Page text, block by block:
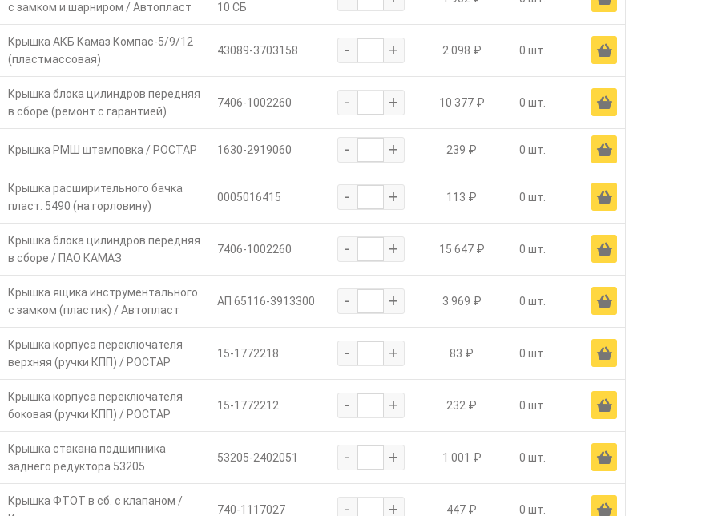
с замком и шарниром / Автопласт
10 СБ
Крышка АКБ Камаз Компас-5/9/12
(пластмассовая)
43089-3703158 - + 2 098 ₽ 0 шт. Ä
Крышка блока цилиндров передняя
в сборе (ремонт с гарантией)
7406-1002260 - + 10 377 ₽ 0 шт. Ä
Крышка РМШ штамповка / РОСТАР 1630-2919060 - + 239 ₽ 0 шт. Ä
Крышка расширительного бачка
пласт. 5490 (на горловину)
0005016415 - + 113 ₽ 0 шт. Ä
Крышка блока цилиндров передняя
в сборе / ПАО КАМАЗ
7406-1002260 - + 15 647 ₽ 0 шт. Ä
Крышка ящика инструментального
с замком (пластик) / Автопласт
АП 65116-3913300 - + 3 969 ₽ 0 шт. Ä
Крышка корпуса переключателя
верхняя (ручки КПП) / РОСТАР
15-1772218 - + 83 ₽ 0 шт. Ä
Крышка корпуса переключателя
боковая (ручки КПП) / РОСТАР
15-1772212 - + 232 ₽ 0 шт. Ä
Крышка стакана подшипника
заднего редуктора 53205
53205-2402051 - + 1 001 ₽ 0 шт. Ä
Крышка ФТОТ в сб. с клапаном /
740-1117027 - + 447 ₽ 0 шт. Ä